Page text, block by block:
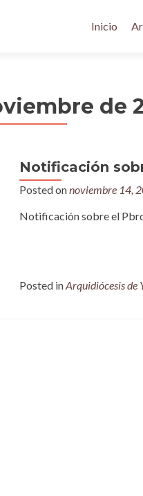
Inicio
de
Notificación
Posted onnoviembre 14,
Notificación sobre el
Posted inArquidiócesis de